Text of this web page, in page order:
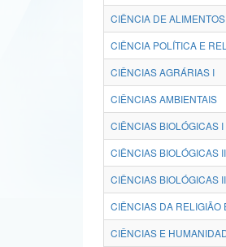
CIÊNCIA DE ALIMENTOS
CIÊNCIA POLÍTICA E
CIÊNCIAS AGRÁRIAS I
CIÊNCIAS AMBIENTAIS
CIÊNCIAS BIOLÓGICAS I
CIÊNCIAS BIOLÓGICAS II
CIÊNCIAS BIOLÓGICAS
CIÊNCIAS DA RELIGIÃO
CIÊNCIAS E